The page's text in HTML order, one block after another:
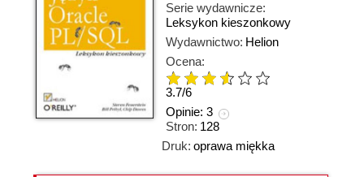
Serie wydawnicze:
Leksykon kieszonkowy
Wydawnictwo: Helion
Ocena:
3.7/6
Opinie: 3
Stron: 128
Druk: oprawa miękka